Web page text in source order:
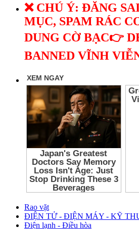
❌ CHÚ Ý: ĐĂNG
MỤC, SPAM RÁC
DUNG CỜ BẠC👉
BANNED VĨNH
Rao vặt
ĐIỆN TỬ - ĐIỆN MÁY - KỸ
Điện lạnh - Điều hòa